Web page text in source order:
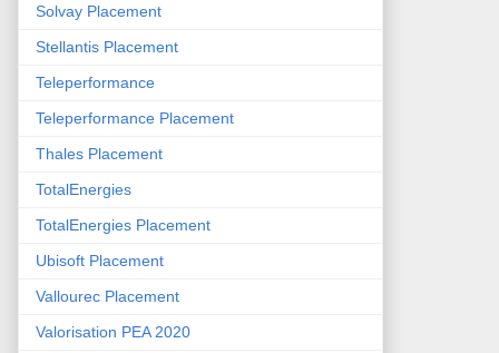
Solvay Placement
Stellantis Placement
Teleperformance
Teleperformance Placement
Thales Placement
TotalEnergies
TotalEnergies Placement
Ubisoft Placement
Vallourec Placement
Valorisation PEA 2020